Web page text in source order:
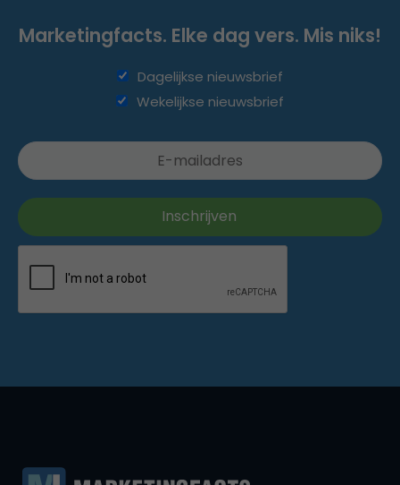
Marketingfacts. Elke dag vers. Mis niks!
Dagelijkse nieuwsbrief
Wekelijkse nieuwsbrief